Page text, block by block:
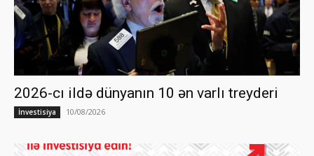
2026-cı ildə dünyanın 10 ən varlı treyderi
İnvestisiya 10/08/2026